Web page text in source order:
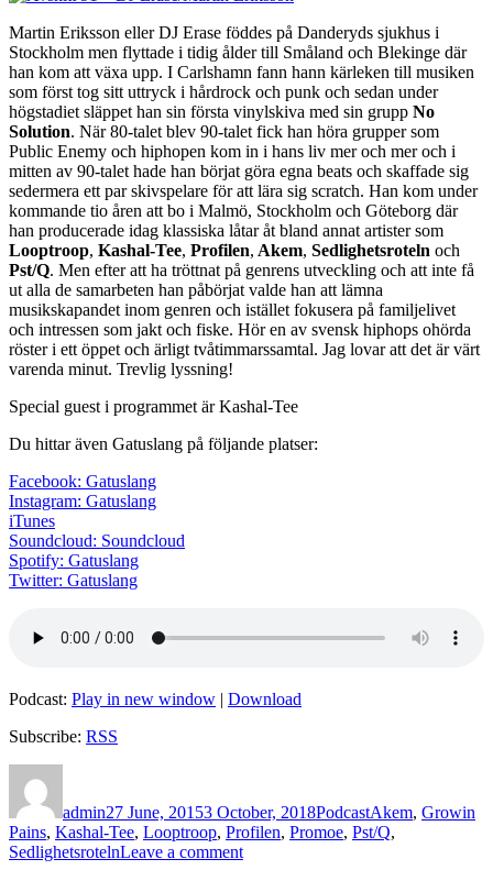
(Del
1)
Martin Eriksson eller DJ Erase föddes på Danderyds sjukhus i
Stockholm men flyttade i tidig ålder till Småland och Blekinge där
han kom att växa upp. I Carlshamn fann hann kärleken till musiken
som först tog sitt uttryck i hårdrock och punk och sedan under
högstadiet släppet han sin första vinylskiva med sin grupp No
Solution. När 80-talet blev 90-talet fick han höra grupper som
Public Enemy och hiphopen kom in i hans liv mer och mer och i
mitten av 90-talet hade han börjat göra egna beats och skaffade sig
sedermera ett par skivspelare för att lära sig scratch. Han kom under
kommande tio åren att bo i Malmö, Stockholm och Göteborg där
han producerade idag klassiska låtar åt bland annat artister som
Looptroop, Kashal-Tee, Profilen, Akem, Sedlighetsroteln och
Pst/Q. Men efter att ha tröttnat på genrens utveckling och att inte få
ut alla de samarbeten han påbörjat valde han att lämna
musikskapandet inom genren och istället fokusera på familjelivet
och intressen som jakt och fiske. Hör en av svensk hiphops ohörda
röster i ett öppet och ärligt tvåtimmarssamtal. Jag lovar att det är värt
varenda minut. Trevlig lyssning!
Special guest i programmet är Kashal-Tee
Du hittar även Gatuslang på följande platser:
Facebook: Gatuslang
Instagram: Gatuslang
iTunes
Soundcloud: Soundcloud
Spotify: Gatuslang
Twitter: Gatuslang
Podcast: Play in new window | Download
Subscribe: RSS
admin27 June, 20153 October, 2018PodcastAkem, Growin
Pains, Kashal-Tee, Looptroop, Profilen, Promoe, Pst/Q,
SedlighetsrotelnLeave a commenton